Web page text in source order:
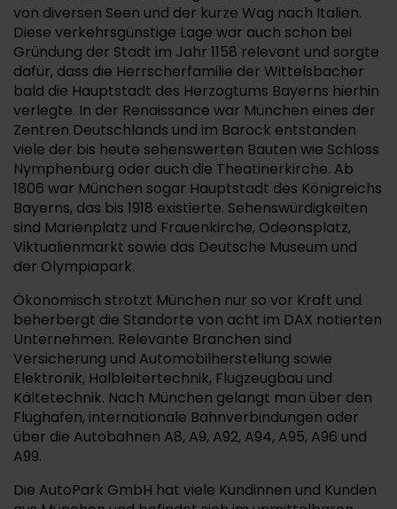
von diversen Seen und der kurze Wag nach Italien.
Diese verkehrsgünstige Lage war auch schon bei
Gründung der Stadt im Jahr 1158 relevant und sorgte
dafür, dass die Herrscherfamilie der Wittelsbacher
bald die Hauptstadt des Herzogtums Bayerns hierhin
verlegte. In der Renaissance war München eines der
Zentren Deutschlands und im Barock entstanden
viele der bis heute sehenswerten Bauten wie Schloss
Nymphenburg oder auch die Theatinerkirche. Ab
1806 war München sogar Hauptstadt des Königreichs
Bayerns, das bis 1918 existierte. Sehenswürdigkeiten
sind Marienplatz und Frauenkirche, Odeonsplatz,
Viktualienmarkt sowie das Deutsche Museum und
der Olympiapark.
Ökonomisch strotzt München nur so vor Kraft und
beherbergt die Standorte von acht im DAX notierten
Unternehmen. Relevante Branchen sind
Versicherung und Automobilherstellung sowie
Elektronik, Halbleitertechnik, Flugzeugbau und
Kältetechnik. Nach München gelangt man über den
Flughafen, internationale Bahnverbindungen oder
über die Autobahnen A8, A9, A92, A94, A95, A96 und
A99.
Die AutoPark GmbH hat viele Kundinnen und Kunden